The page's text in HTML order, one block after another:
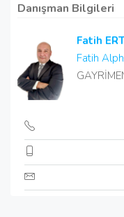
Danışman Bilgileri
Fatih
Fatih